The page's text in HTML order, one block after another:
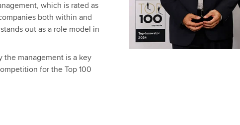
which is rated as
both within and
out as a role model in
the management is a key
for the Top 100